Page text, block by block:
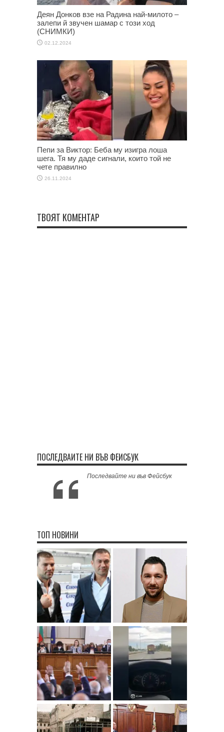
Деян Донков взе на Радина най-милото –
залепи й звучен шамар с този ход
(СНИМКИ)
02.12.2024
Пепи за Виктор: Беба му изигра лоша
шега. Тя му даде сигнали, които той не
чете правилно
26.11.2024
ТВОЯТ КОМЕНТАР
ПОСЛЕДВАЙТЕ НИ ВЪВ ФЕЙСБУК
Последвайте ни във Фейсбук
ТОП НОВИНИ